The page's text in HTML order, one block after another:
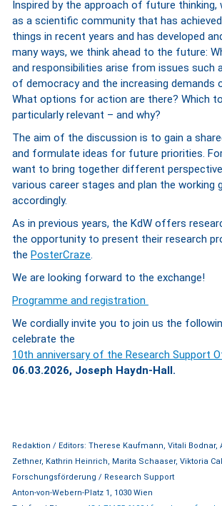
Inspired by the approach of future thinking,
as a scientific community that has
things in recent years and has developed
many ways, we think ahead to the future:
and responsibilities arise from issues such
of democracy and the increasing demands
What options for action are there? Which
particularly relevant – and why?
The aim of the discussion is to gain a
and formulate ideas for future priorities.
want to bring together different
various career stages and plan the working
accordingly.
As in previous years, the KdW offers
the opportunity to present their research
the PosterCraze.
We are looking forward to the exchange!
Programme and registration
We cordially invite you to join us the
celebrate the
10th anniversary of the Research Support
06.03.2026, Joseph Haydn-Hall.
Redaktion / Editors: Therese Kaufmann, Vitali Bodnar,
Zethner, Kathrin Heinrich, Marita Schaaser, Viktoria
Forschungsförderung / Research Support
Anton-von-Webern-Platz 1, 1030 Wien